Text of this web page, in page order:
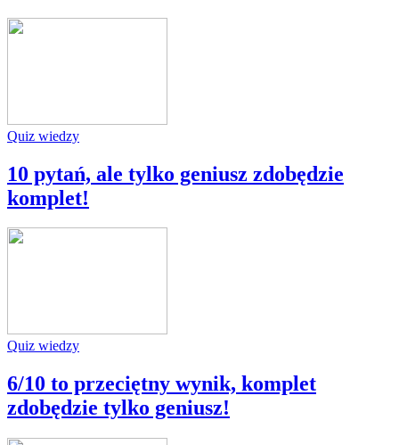
Quiz wiedzy
10 pytań, ale tylko geniusz zdobędzie
komplet!
Quiz wiedzy
6/10 to przeciętny wynik, komplet
zdobędzie tylko geniusz!